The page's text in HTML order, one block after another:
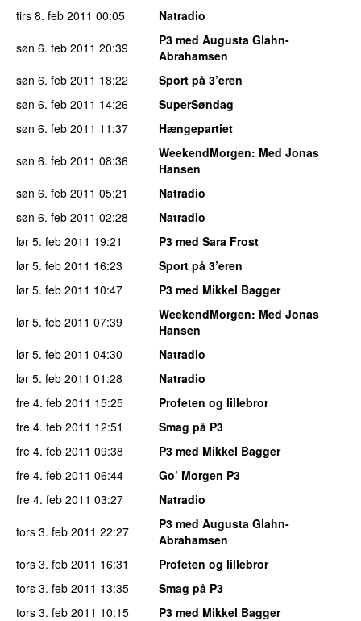
tirs 8. feb 2011 00:05
Natradio
søn 6. feb 2011 20:39
P3 med Augusta Glahn-
Abrahamsen
søn 6. feb 2011 18:22
Sport på 3’eren
søn 6. feb 2011 14:26
SuperSøndag
søn 6. feb 2011 11:37
Hængepartiet
søn 6. feb 2011 08:36 WeekendMorgen: Med Jonas
Hansen
søn 6. feb 2011 05:21
Natradio
søn 6. feb 2011 02:28
Natradio
lør 5. feb 2011 19:21
P3 med Sara Frost
lør 5. feb 2011 16:23
Sport på 3’eren
lør 5. feb 2011 10:47
P3 med Mikkel Bagger
lør 5. feb 2011 07:39 WeekendMorgen: Med Jonas
Hansen
lør 5. feb 2011 04:30
Natradio
lør 5. feb 2011 01:28
Natradio
fre 4. feb 2011 15:25
Profeten og lillebror
fre 4. feb 2011 12:51
Smag på P3
fre 4. feb 2011 09:38
P3 med Mikkel Bagger
fre 4. feb 2011 06:44
Go’ Morgen P3
fre 4. feb 2011 03:27
Natradio
tors 3. feb 2011 22:27
P3 med Augusta Glahn-
Abrahamsen
tors 3. feb 2011 16:31
Profeten og lillebror
tors 3. feb 2011 13:35
Smag på P3
tors 3. feb 2011 10:15
P3 med Mikkel Bagger